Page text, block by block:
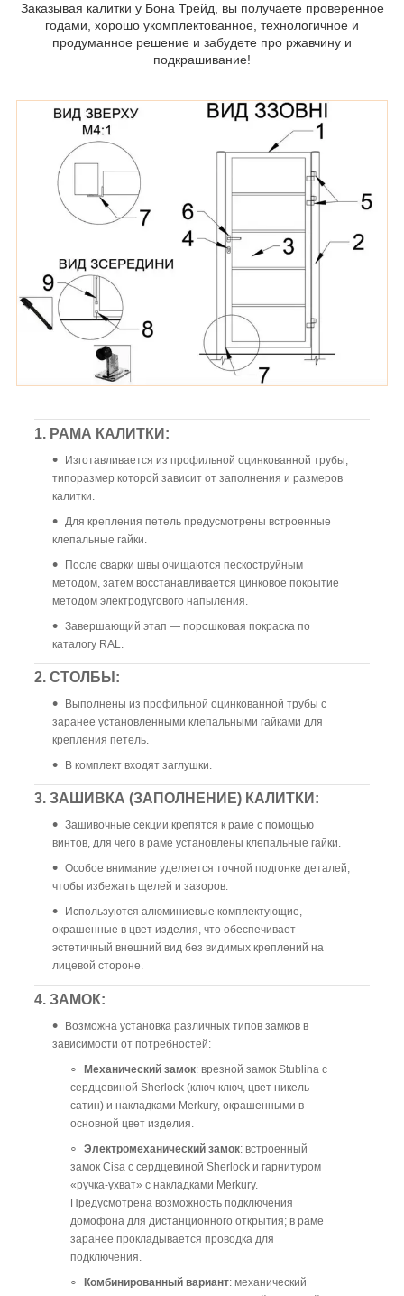
Заказывая калитки у Бона Трейд, вы получаете проверенное
годами, хорошо укомплектованное, технологичное и
продуманное решение и забудете про ржавчину и
подкрашивание!
1. РАМА КАЛИТКИ:
Изготавливается из профильной оцинкованной трубы,
типоразмер которой зависит от заполнения и размеров
калитки.
Для крепления петель предусмотрены встроенные
клепальные гайки.
После сварки швы очищаются пескоструйным
методом, затем восстанавливается цинковое покрытие
методом электродугового напыления.
Завершающий этап — порошковая покраска по
каталогу RAL.
2. СТОЛБЫ:
Выполнены из профильной оцинкованной трубы с
заранее установленными клепальными гайками для
крепления петель.
В комплект входят заглушки.
3. ЗАШИВКА (ЗАПОЛНЕНИЕ) КАЛИТКИ:
Зашивочные секции крепятся к раме с помощью
винтов, для чего в раме установлены клепальные гайки.
Особое внимание уделяется точной подгонке деталей,
чтобы избежать щелей и зазоров.
Используются алюминиевые комплектующие,
окрашенные в цвет изделия, что обеспечивает
эстетичный внешний вид без видимых креплений на
лицевой стороне.
4. ЗАМОК:
Возможна установка различных типов замков в
зависимости от потребностей:
Механический замок: врезной замок Stublina с
сердцевиной Sherlock (ключ-ключ, цвет никель-
сатин) и накладками Merkury, окрашенными в
основной цвет изделия.
Электромеханический замок: встроенный
замок Cisa с сердцевиной Sherlock и гарнитуром
«ручка-ухват» с накладками Merkury.
Предусмотрена возможность подключения
домофона для дистанционного открытия; в раме
заранее прокладывается проводка для
подключения.
Комбинированный вариант: механический